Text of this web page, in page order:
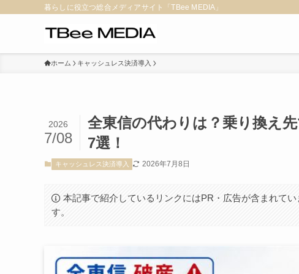
暮らしに役立つ総合メディアサイト「TBee MEDIA」
ホーム キャッシュレス決済導入
全東信の代わりは？乗り換え
7選！
2026
7/08
キャッシュレス決済導入 2026年7月8日
本記事で紹介しているリンクにはPR・広告が含まれて
す。